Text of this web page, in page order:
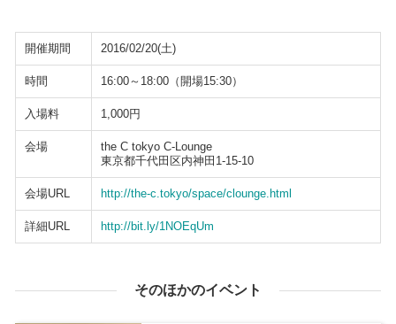
開催期間 2016/02/20(土)
時間 16:00～18:00（開場15:30）
入場料 1,000円
会場
the C tokyo C-Lounge
東京都千代田区内神田1-15-10
会場URL http://the-c.tokyo/space/clounge.html
詳細URL http://bit.ly/1NOEqUm
そのほかのイベント